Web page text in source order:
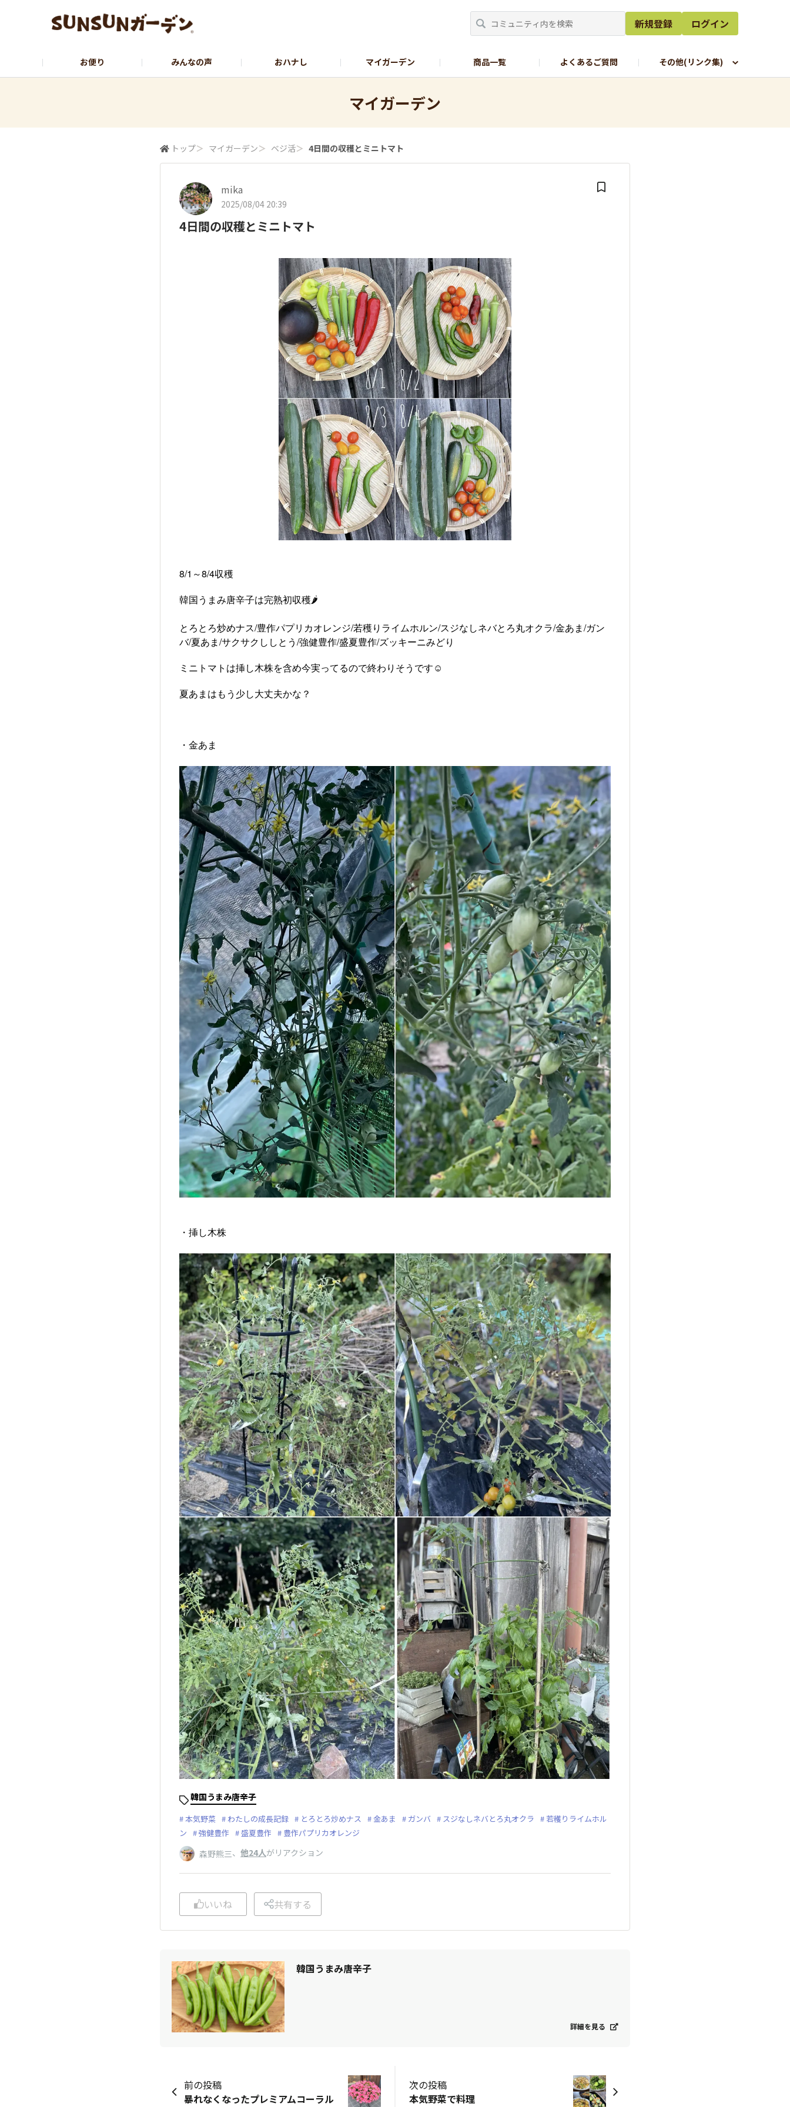
新規登録 ログイン
お便り みんなの声 おハナし マイガーデン 商品一覧 よくあるご質問 その他(リンク集)
マイガーデン
トップ＞ マイガーデン＞ ベジ活＞ 4日間の収穫とミニトマト
mika
2025/08/04 20:39
4日間の収穫とミニトマト
8/1～8/4収穫
韓国うまみ唐辛子は完熟初収穫🌶
とろとろ炒めナス/豊作パプリカオレンジ/若穫りライムホルン/スジなしネバとろ丸オクラ/金あま/ガン
バ/夏あま/サクサクししとう/強健豊作/盛夏豊作/ズッキーニみどり
ミニトマトは挿し木株を含め今実ってるので終わりそうです☺️
夏あまはもう少し大丈夫かな？
・金あま
・挿し木株
韓国うまみ唐辛子
本気野菜 わたしの成長記録 とろとろ炒めナス 金あま ガンバ スジなしネバとろ丸オクラ
若穫りライムホル
ン
強健豊作 盛夏豊作 豊作パプリカオレンジ
森野熊三、 他24人がリアクション
いいね 共有する
韓国うまみ唐辛子
詳細を見る
前の投稿
暴れなくなったプレミアムコーラル
次の投稿
本気野菜で料理